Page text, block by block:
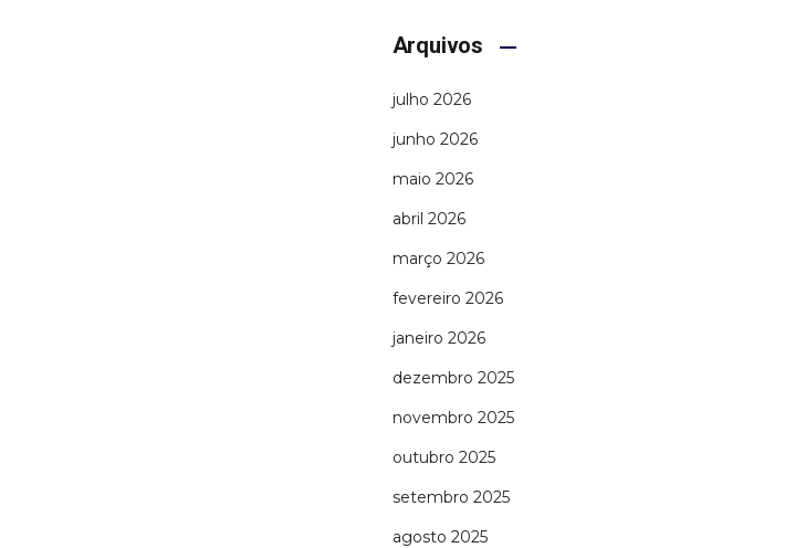
Arquivos
julho 2026
junho 2026
maio 2026
abril 2026
março 2026
fevereiro 2026
janeiro 2026
dezembro 2025
novembro 2025
outubro 2025
setembro 2025
agosto 2025